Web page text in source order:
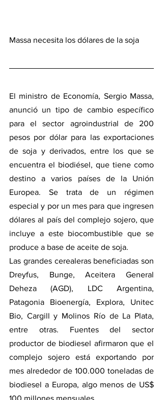
Massa necesita los dólares de la soja
El ministro de Economía, Sergio Massa,
anunció un tipo de cambio específico
para el sector agroindustrial de 200
pesos por dólar para las exportaciones
de soja y derivados, entre los que se
encuentra el biodiésel, que tiene como
destino a varios países de la Unión
Europea. Se trata de un régimen
especial y por un mes para que ingresen
dólares al país del complejo sojero, que
incluye a este biocombustible que se
produce a base de aceite de soja.
Las grandes cerealeras beneficiadas son
Dreyfus, Bunge, Aceitera General
Deheza (AGD), LDC Argentina,
Patagonia Bioenergía, Explora, Unitec
Bio, Cargill y Molinos Río de La Plata,
entre otras. Fuentes del sector
productor de biodiesel afirmaron que el
complejo sojero está exportando por
mes alrededor de 100.000 toneladas de
biodiesel a Europa, algo menos de US$